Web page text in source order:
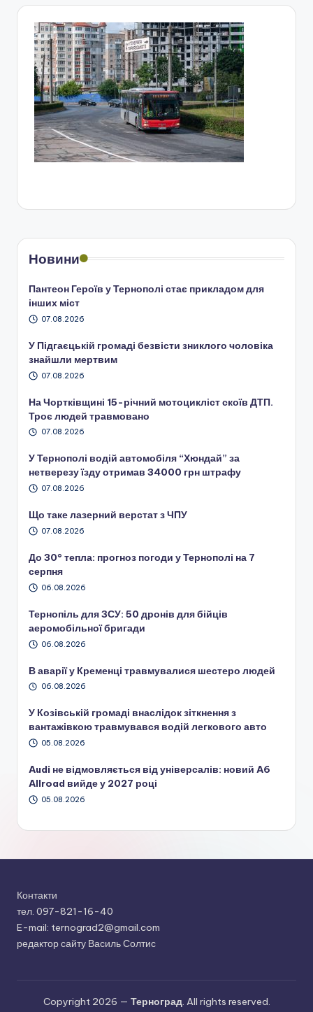
Новини
Пантеон Героїв у Тернополі стає прикладом для
інших міст
07.08.2026
У Підгаєцькій громаді безвісти зниклого чоловіка
знайшли мертвим
07.08.2026
На Чортківщині 15-річний мотоцикліст скоїв ДТП.
Троє людей травмовано
07.08.2026
У Тернополі водій автомобіля “Хюндай” за
нетверезу їзду отримав 34000 грн штрафу
07.08.2026
Що таке лазерний верстат з ЧПУ
07.08.2026
До 30° тепла: прогноз погоди у Тернополі на 7
серпня
06.08.2026
Тернопіль для ЗСУ: 50 дронів для бійців
аеромобільної бригади
06.08.2026
В аварії у Кременці травмувалися шестеро людей
06.08.2026
У Козівській громаді внаслідок зіткнення з
вантажівкою травмувався водій легкового авто
05.08.2026
Audi не відмовляється від універсалів: новий A6
Allroad вийде у 2027 році
05.08.2026
Контакти
тел. 097-821-16-40
E-mail: ternograd2@gmail.com
редактор сайту Василь Солтис
Copyright 2026 — Терноград. All rights reserved.